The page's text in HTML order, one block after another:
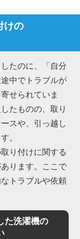
けの
たのに、「自分
中でトラブルが
せられていま
たものの、取り
スや、引っ越し
。
り付けに関する
ります。ここで
トラブルや依頼
た洗濯機の